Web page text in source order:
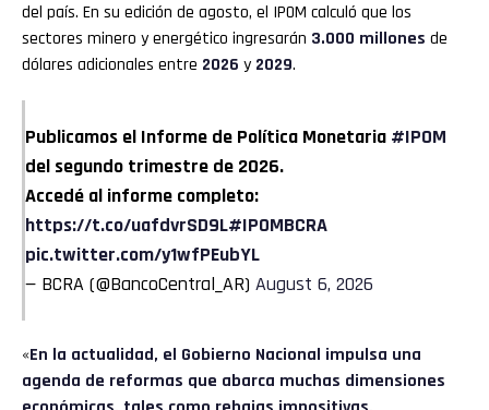
del país. En su edición de agosto, el IPOM calculó que los
sectores minero y energético ingresarán 3.000 millones de
dólares adicionales entre 2026 y 2029.
Publicamos el Informe de Política Monetaria #IPOM
del segundo trimestre de 2026.
Accedé al informe completo:
https://t.co/uafdvrSD9L#IPOMBCRA
pic.twitter.com/y1wfPEubYL
— BCRA (@BancoCentral_AR) August 6, 2026
«En la actualidad, el Gobierno Nacional impulsa una
agenda de reformas que abarca muchas dimensiones